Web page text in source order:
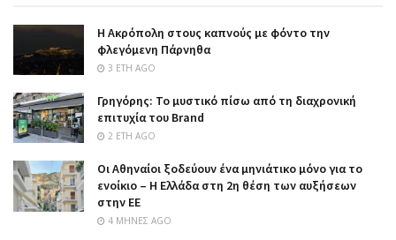
Η Ακρόπολη στους καπνούς με φόντο την
φλεγόμενη Πάρνηθα
3 ΈΤΗ AGO
Γρηγόρης: Το μυστικό πίσω από τη διαχρονική
επιτυχία του Brand
2 ΈΤΗ AGO
Οι Αθηναίοι ξοδεύουν ένα μηνιάτικο μόνο για το
ενοίκιο – Η Ελλάδα στη 2η θέση των αυξήσεων
στην ΕΕ
4 ΜΉΝΕΣ AGO